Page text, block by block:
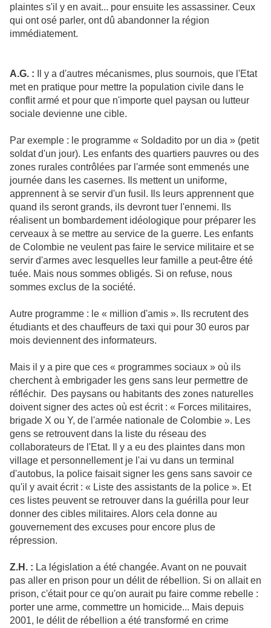
plaintes s'il y en avait... pour ensuite les assassiner. Ceux
qui ont osé parler, ont dû abandonner la région
immédiatement.
A.G. : Il y a d'autres mécanismes, plus sournois, que l'Etat
met en pratique pour mettre la population civile dans le
conflit armé et pour que n'importe quel paysan ou lutteur
sociale devienne une cible.
Par exemple : le programme « Soldadito por un dia » (petit
soldat d'un jour). Les enfants des quartiers pauvres ou des
zones rurales contrôlées par l'armée sont emmenés une
journée dans les casernes. Ils mettent un uniforme,
apprennent à se servir d'un fusil. Ils leurs apprennent que
quand ils seront grands, ils devront tuer l'ennemi. Ils
réalisent un bombardement idéologique pour préparer les
cerveaux à se mettre au service de la guerre. Les enfants
de Colombie ne veulent pas faire le service militaire et se
servir d'armes avec lesquelles leur famille a peut-être été
tuée. Mais nous sommes obligés. Si on refuse, nous
sommes exclus de la société.
Autre programme : le « million d'amis ». Ils recrutent des
étudiants et des chauffeurs de taxi qui pour 30 euros par
mois deviennent des informateurs.
Mais il y a pire que ces « programmes sociaux » où ils
cherchent à embrigader les gens sans leur permettre de
réfléchir. Des paysans ou habitants des zones naturelles
doivent signer des actes où est écrit : « Forces militaires,
brigade X ou Y, de l'armée nationale de Colombie ». Les
gens se retrouvent dans la liste du réseau des
collaborateurs de l'Etat. Il y a eu des plaintes dans mon
village et personnellement je l'ai vu dans un terminal
d'autobus, la police faisait signer les gens sans savoir ce
qu'il y avait écrit : « Liste des assistants de la police ». Et
ces listes peuvent se retrouver dans la guérilla pour leur
donner des cibles militaires. Alors cela donne au
gouvernement des excuses pour encore plus de
répression.
Z.H. : La législation a été changée. Avant on ne pouvait
pas aller en prison pour un délit de rébellion. Si on allait en
prison, c'était pour ce qu'on aurait pu faire comme rebelle :
porter une arme, commettre un homicide... Mais depuis
2001, le délit de rébellion a été transformé en crime